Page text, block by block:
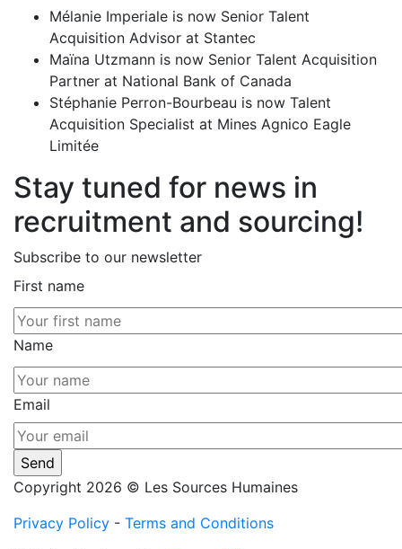
Mélanie Imperiale is now Senior Talent
Acquisition Advisor at Stantec
Maïna Utzmann is now Senior Talent Acquisition
Partner at National Bank of Canada
Stéphanie Perron-Bourbeau is now Talent
Acquisition Specialist at Mines Agnico Eagle
Limitée
Stay tuned for news in
recruitment and sourcing!
Subscribe to our newsletter
First name
Name
Email
Copyright 2026 © Les Sources Humaines
Privacy Policy - Terms and Conditions